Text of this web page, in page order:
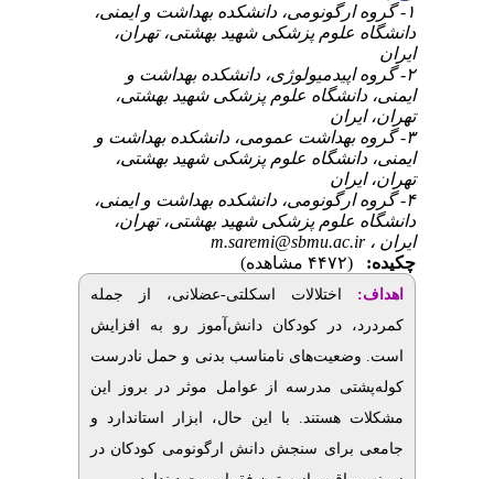
۱- گروه ارگونومی، دانشکده بهداشت و ایمنی،
دانشگاه علوم پزشکی شهید بهشتی، تهران،
ایران
۲- گروه اپیدمیولوژی، دانشکده بهداشت و
ایمنی، دانشگاه علوم پزشکی شهید بهشتی،
تهران، ایران
۳- گروه بهداشت عمومی، دانشکده بهداشت و
ایمنی، دانشگاه علوم پزشکی شهید بهشتی،
تهران، ایران
۴- گروه ارگونومی، دانشکده بهداشت و ایمنی،
دانشگاه علوم پزشکی شهید بهشتی، تهران،
ایران ،m.saremi@sbmu.ac.ir
چکیده:
(۴۴۷۲ مشاهده)
هداف: اختلالات اسکلتی-عضلانی، از جمله
کمردرد، در کودکان دانش‌آموز رو به افزایش
است. وضعیت‌های نامناسب بدنی و حمل نادرست
کوله‌پشتی مدرسه از عوامل موثر در بروز این
مشکلات هستند. با این حال، ابزار استاندارد و
جامعی برای سنجش دانش ارگونومی کودکان در